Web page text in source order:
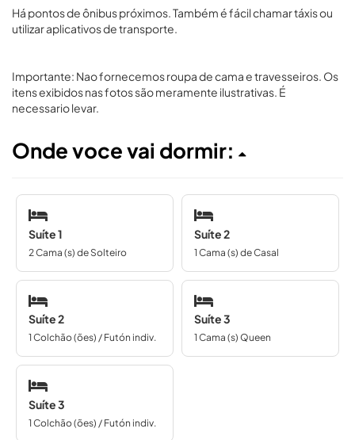
Há pontos de ônibus próximos. Também é fácil chamar táxis ou
utilizar aplicativos de transporte.
Importante: Nao fornecemos roupa de cama e travesseiros. Os
itens exibidos nas fotos são meramente ilustrativas. É
necessario levar.
Onde voce vai dormir:
Suíte 1
2 Cama (s) de Solteiro
Suíte 2
1 Cama (s) de Casal
Suíte 2
1 Colchão (ões) / Futón indiv.
Suíte 3
1 Cama (s) Queen
Suíte 3
1 Colchão (ões) / Futón indiv.